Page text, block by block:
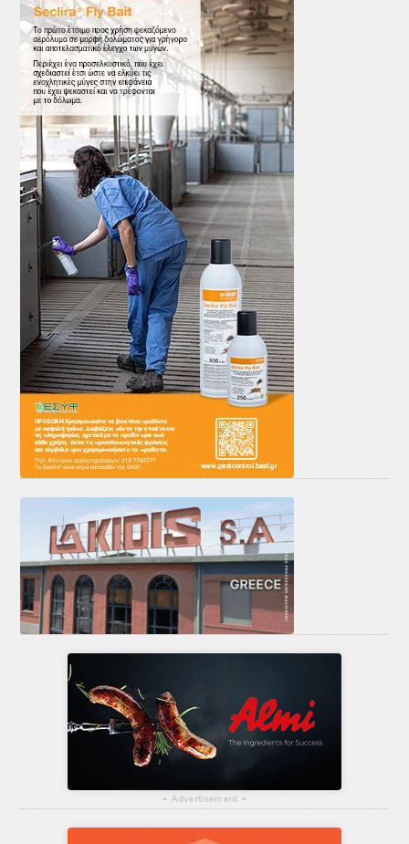
ΤΟ ΠΕΡΙΟΔΙΚΟ
Profile
ΑΡΧΕΙΟ ΤΕΥΧΩΝ
ΣΥΝΕΔΡΙΟ ΚΡΕΑΤΟΣ
▴ Advertisement ▴